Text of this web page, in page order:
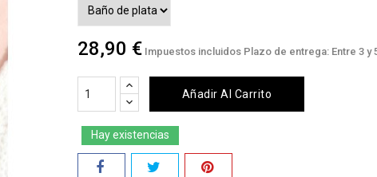
28,90 € Impuestos incluidos Plazo de entrega: Entre 3 y
Añadir Al Carrito
Hay existencias